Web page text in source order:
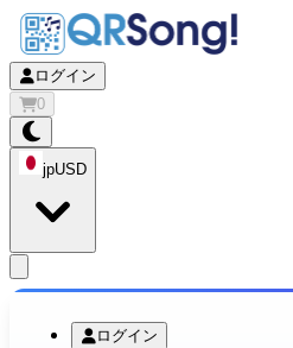
ログイン
0
jpUSD
ログイン